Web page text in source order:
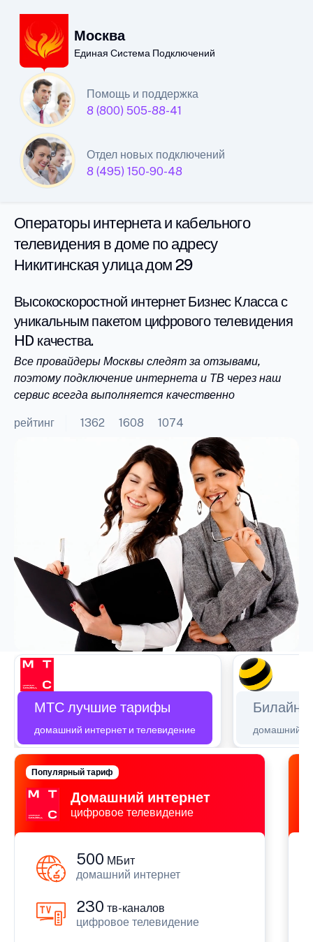
Москва
Единая Система Подключений
Помощь и поддержка
8 (800) 505-88-41
Отдел новых подключений
8 (495) 150-90-48
Единая Система
Подключений
интернета и кабельного
телевидения в Москве
Операторы интернета и кабельного
телевидения в доме по адресу
Никитинская улица дом 29
Высокоскоростной интернет Бизнес Класса с
уникальным пакетом цифрового телевидения
HD качества.
Все провайдеры Москвы следят за отзывами,
поэтому подключение интернета и ТВ через наш
сервис всегда выполняется качественно
рейтинг 1362 1608 1074
МТС лучшие тарифы
домашний интернет и телевидение
Билайн
домашний
Домашний интернет
цифровое телевидение
Популярный тариф
500 МБит
домашний интернет
230 тв-каналов
цифровое телевидение